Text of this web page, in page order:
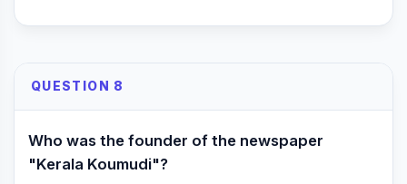
QUESTION 8
Who was the founder of the newspaper
"Kerala Koumudi"?